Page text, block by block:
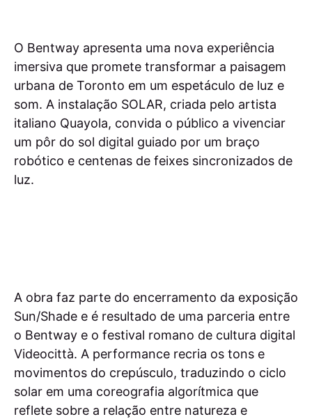
O Bentway apresenta uma nova experiência
imersiva que promete transformar a paisagem
urbana de Toronto em um espetáculo de luz e
som. A instalação SOLAR, criada pelo artista
italiano Quayola, convida o público a vivenciar
um pôr do sol digital guiado por um braço
robótico e centenas de feixes sincronizados de
luz.
A obra faz parte do encerramento da exposição
Sun/Shade e é resultado de uma parceria entre
o Bentway e o festival romano de cultura digital
Videocittà. A performance recria os tons e
movimentos do crepúsculo, traduzindo o ciclo
solar em uma coreografia algorítmica que
reflete sobre a relação entre natureza e